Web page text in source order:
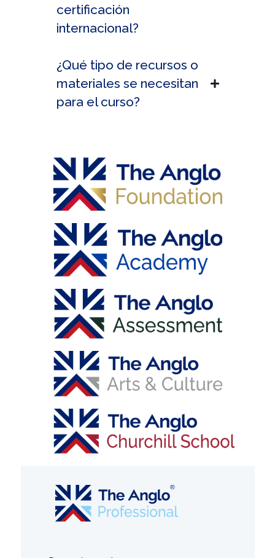
certificación
internacional?
¿Qué tipo de recursos o
materiales se necesitan
para el curso?